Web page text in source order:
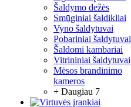
Šaldymo dežės
Smūginiai šaldikliai
Vyno šaldytuvai
Pobariniai šaldytuvai
Šaldomi kambariai
Vitrininiai šaldytuvai
Mėsos brandinimo
kameros
+ Daugiau 7